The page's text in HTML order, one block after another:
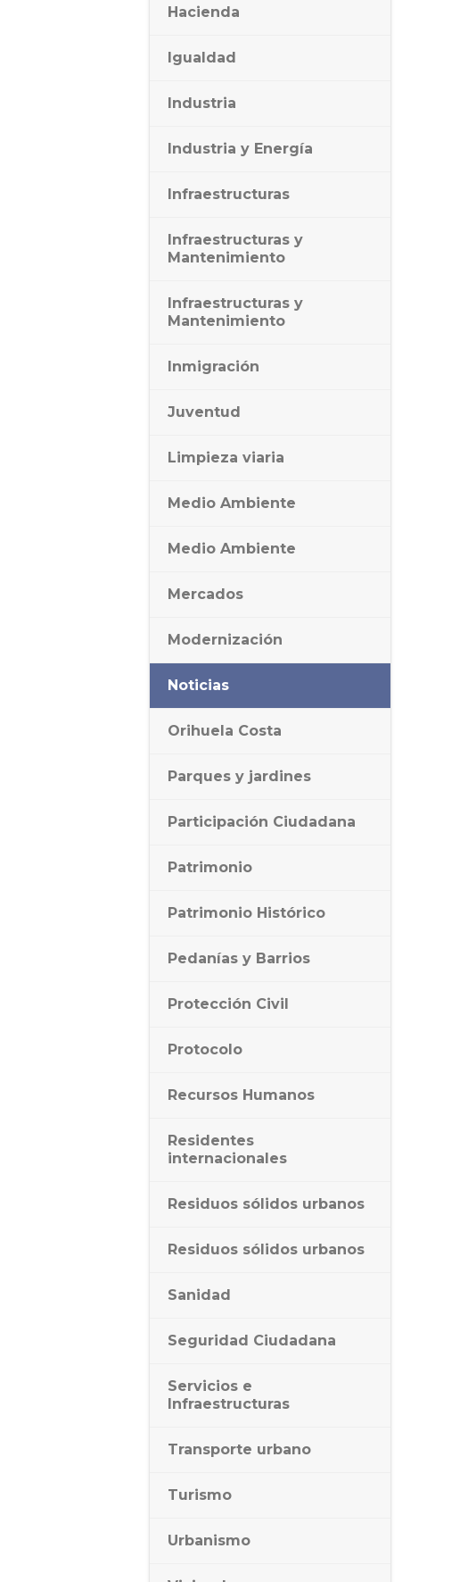
Hacienda
Igualdad
Industria
Industria y Energía
Infraestructuras
Infraestructuras y
Mantenimiento
Infraestructuras y
Mantenimiento
Inmigración
Juventud
Limpieza viaria
Medio Ambiente
Medio Ambiente
Mercados
Modernización
Noticias
Orihuela Costa
Parques y jardines
Participación Ciudadana
Patrimonio
Patrimonio Histórico
Pedanías y Barrios
Protección Civil
Protocolo
Recursos Humanos
Residentes
internacionales
Residuos sólidos urbanos
Residuos sólidos urbanos
Sanidad
Seguridad Ciudadana
Servicios e
Infraestructuras
Transporte urbano
Turismo
Urbanismo